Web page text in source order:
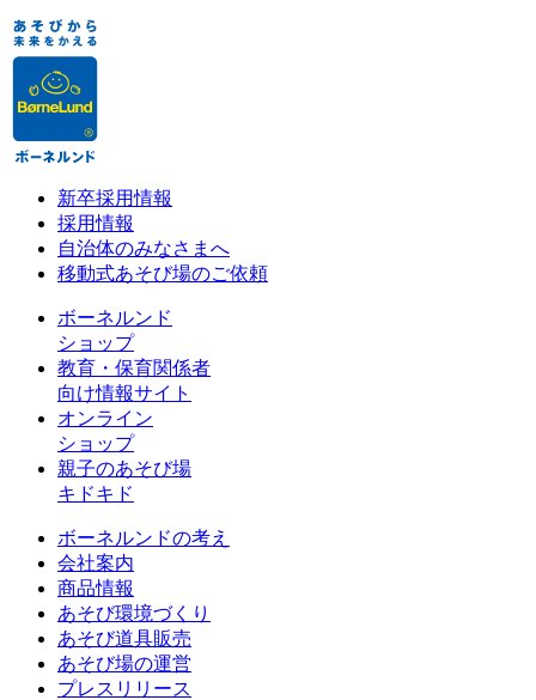
新卒採用情報
採用情報
自治体のみなさまへ
移動式あそび場のご依頼
ボーネルンド
ショップ
教育・保育関係者
向け情報サイト
オンライン
ショップ
親子のあそび場
キドキド
ボーネルンドの考え
会社案内
商品情報
あそび環境づくり
あそび道具販売
あそび場の運営
プレスリリース